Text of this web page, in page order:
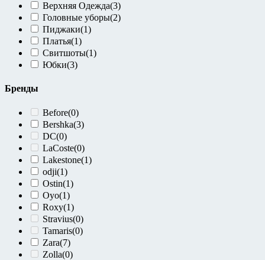
Верхняя Одежда(3)
Головные уборы(2)
Пиджаки(1)
Платья(1)
Свитшоты(1)
Юбки(3)
Бренды
Before(0)
Bershka(3)
DC(0)
LaCoste(0)
Lakestone(1)
odji(1)
Ostin(1)
Oyo(1)
Roxy(1)
Stravius(0)
Tamaris(0)
Zara(7)
Zolla(0)